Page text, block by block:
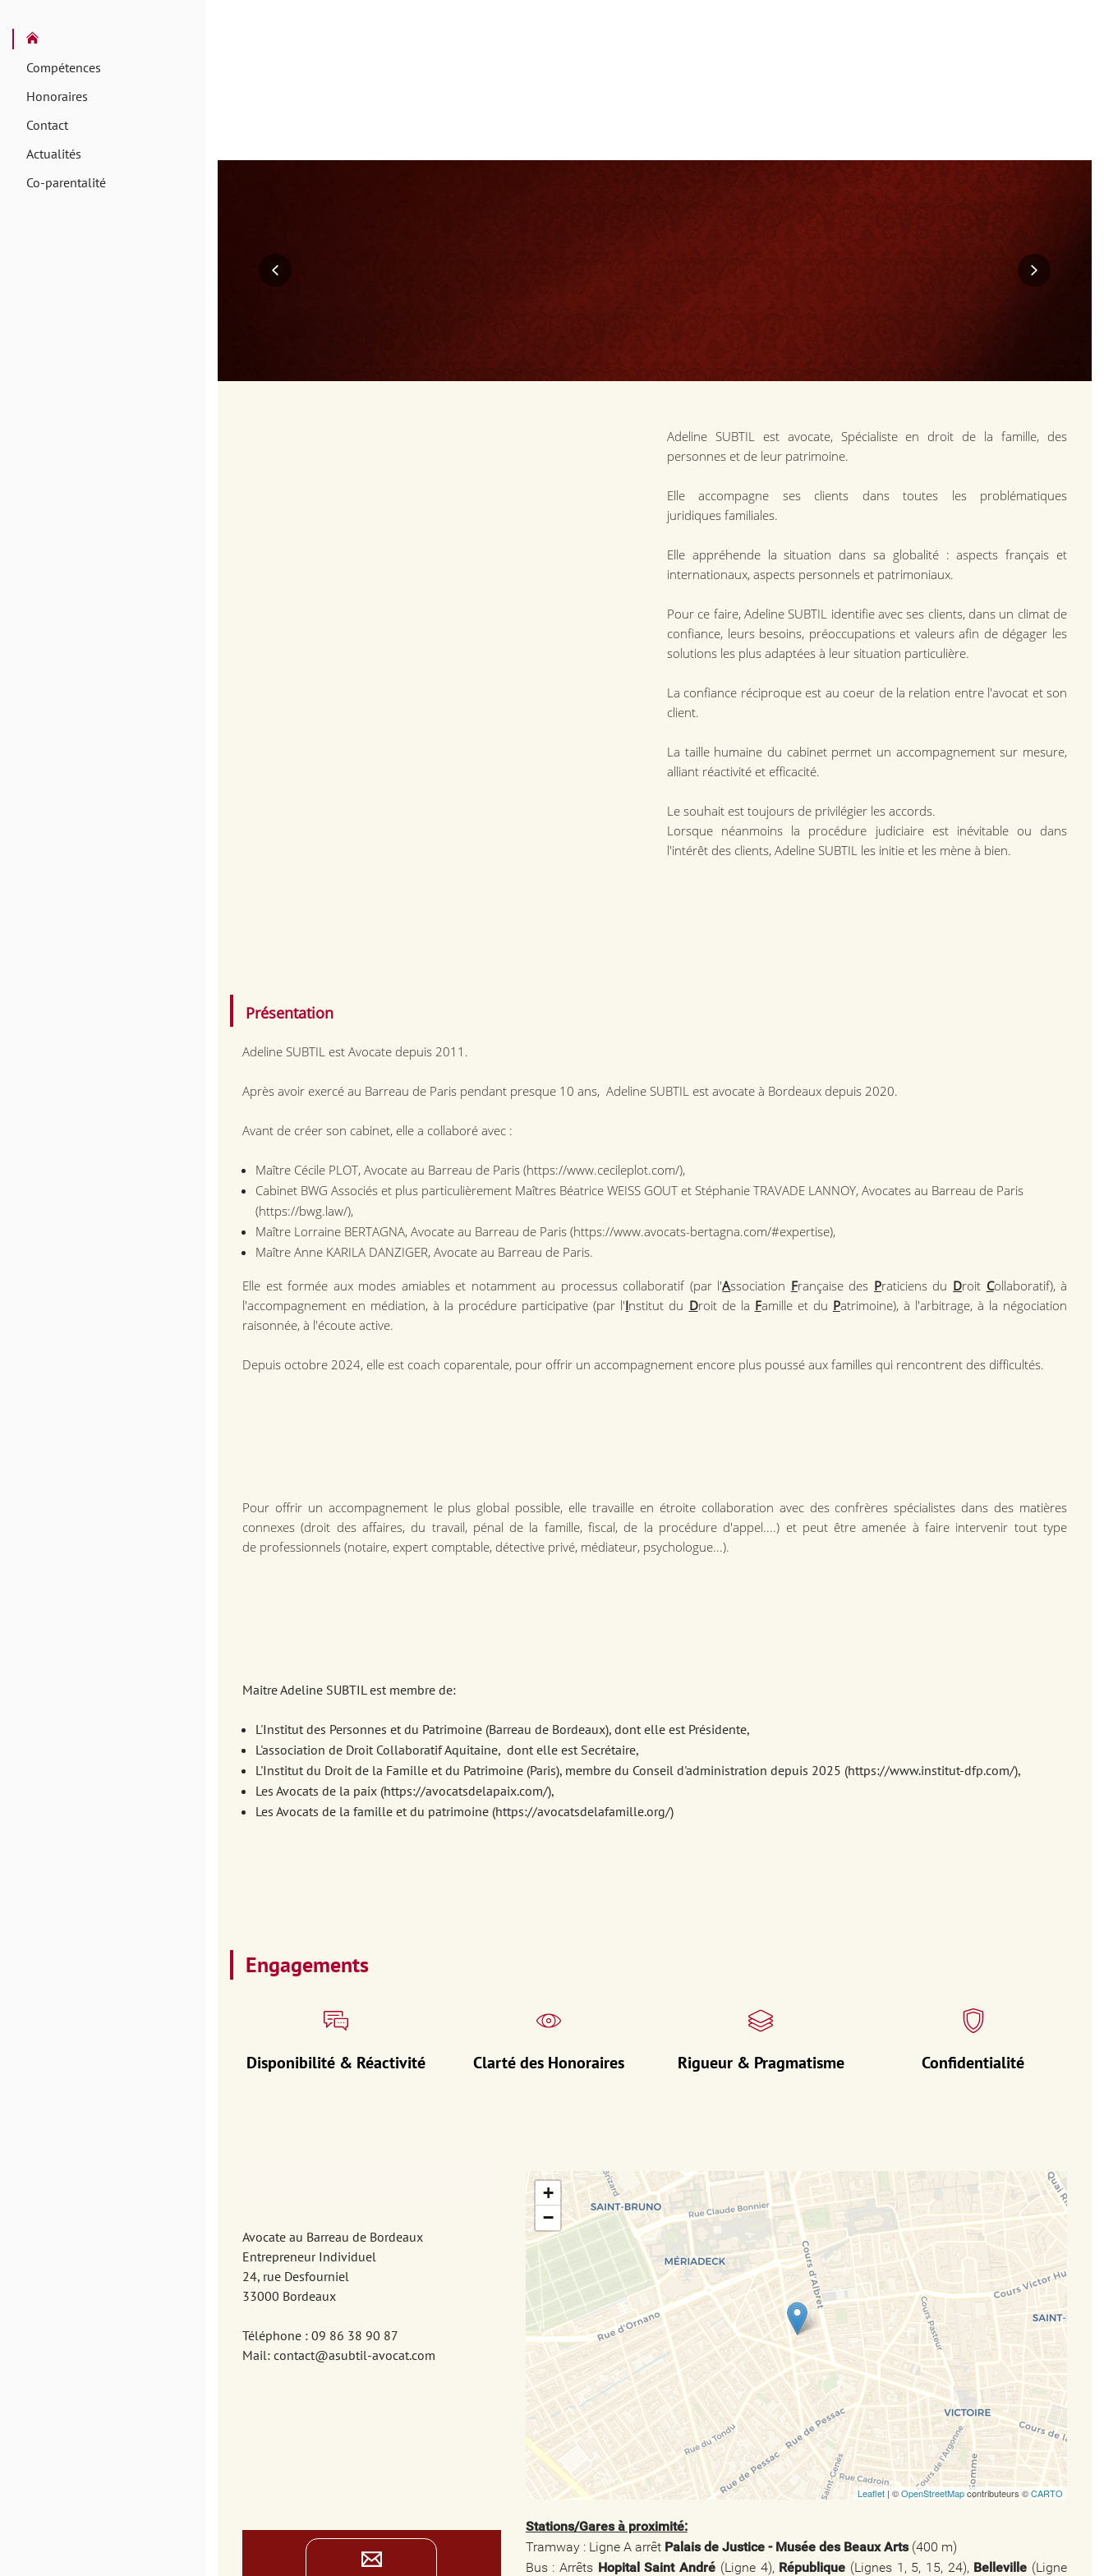
Compétences
Honoraires
Contact
Actualités
Co-parentalité
​​​​​​​Adeline SUBTIL est avocate, Spécialiste en droit de la famille, des
personnes et de leur patrimoine.
​​​​​​​Elle accompagne ses clients dans toutes les problématiques
juridiques familiales.
Elle appréhende la situation dans sa globalité : aspects français et
internationaux, aspects personnels et patrimoniaux.
Pour ce faire, Adeline SUBTIL identifie avec ses clients, dans un climat de
confiance, leurs besoins, préoccupations et valeurs afin de dégager les
solutions les plus adaptées à leur situation particulière.
La confiance réciproque est au coeur de la relation entre l'avocat et son
client.
La taille humaine du cabinet permet un accompagnement sur mesure,
alliant réactivité et efficacité.
Le souhait est toujours de privilégier les accords.
Lorsque néanmoins la procédure judiciaire est inévitable ou dans
l'intérêt des clients, Adeline SUBTIL les initie et les mène à bien.
Présentation
Adeline SUBTIL est Avocate depuis 2011.
Après avoir exercé au Barreau de Paris pendant presque 10 ans, Adeline SUBTIL est avocate à Bordeaux depuis 2020.
Avant de créer son cabinet, elle a collaboré avec :
Maître Cécile PLOT, Avocate au Barreau de Paris (https://www.cecileplot.com/),
Cabinet BWG Associés et plus particulièrement Maîtres Béatrice WEISS GOUT et Stéphanie TRAVADE LANNOY, Avocates au Barreau de Paris
(https://bwg.law/),
Maître Lorraine BERTAGNA, Avocate au Barreau de Paris (https://www.avocats-bertagna.com/#expertise),
Maître Anne KARILA DANZIGER, Avocate au Barreau de Paris.
Elle est formée aux modes amiables et notamment au processus collaboratif (par l'Association Française des Praticiens du Droit Collaboratif), à
l'accompagnement en médiation, à la procédure participative (par l'Institut du Droit de la Famille et du Patrimoine), à l'arbitrage, à la négociation
raisonnée, à l'écoute active.
Depuis octobre 2024, elle est coach coparentale, pour offrir un accompagnement encore plus poussé aux familles qui rencontrent des difficultés.
Pour offrir un accompagnement le plus global possible, elle travaille en étroite collaboration avec des confrères spécialistes dans des matières
connexes (droit des affaires, du travail, pénal de la famille, fiscal, de la procédure d'appel....) et peut être amenée à faire intervenir tout type
de professionnels (notaire, expert comptable, détective privé, médiateur, psychologue...).
Maitre Adeline SUBTIL est membre de:
L'Institut des Personnes et du Patrimoine (Barreau de Bordeaux), dont elle est Présidente,
L'association de Droit Collaboratif Aquitaine, dont elle est Secrétaire,
L'Institut du Droit de la Famille et du Patrimoine (Paris), membre du Conseil d'administration depuis 2025 (https://www.institut-dfp.com/),
Les Avocats de la paix (https://avocatsdelapaix.com/),
Les Avocats de la famille et du patrimoine (https://avocatsdelafamille.org/)
Engagements
Disponibilité & Réactivité Clarté des Honoraires Rigueur & Pragmatisme Confidentialité
Avocate au Barreau de Bordeaux
Entrepreneur Individuel
​​​​​​​24, rue Desfourniel
33000 Bordeaux
Téléphone : 09 86 38 90 87
Mail: contact@asubtil-avocat.com
+
−
Leaflet| ©OpenStreetMapcontributeurs ©CARTO
Stations/Gares à proximité:
Tramway : Ligne A arrêt Palais de Justice - Musée des Beaux Arts(400 m)
Bus : Arrêts Hopital Saint André (Ligne 4), République (Lignes 1, 5, 15, 24), Belleville (Ligne